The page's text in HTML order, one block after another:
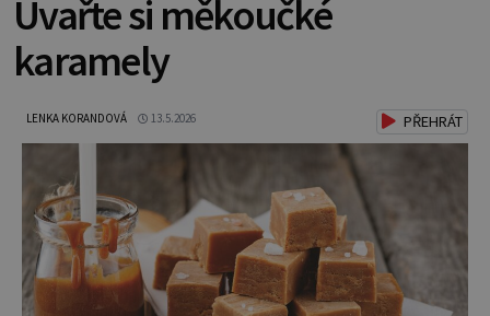
Uvařte si měkoučké
karamely
LENKA KORANDOVÁ 13.5.2026 PŘEHRÁT